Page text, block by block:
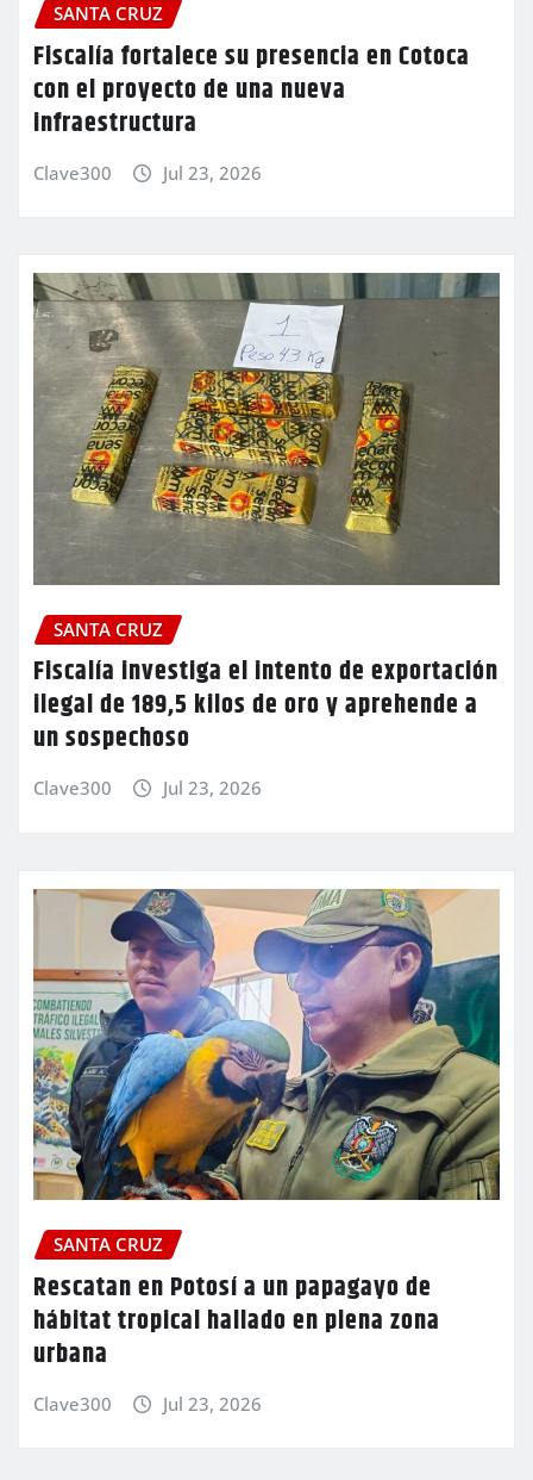
SANTA CRUZ
Fiscalía fortalece su presencia en Cotoca
con el proyecto de una nueva
infraestructura
Clave300 Jul 23, 2026
SANTA CRUZ
Fiscalía investiga el intento de exportación
ilegal de 189,5 kilos de oro y aprehende a
un sospechoso
Clave300 Jul 23, 2026
SANTA CRUZ
Rescatan en Potosí a un papagayo de
hábitat tropical hallado en plena zona
urbana
Clave300 Jul 23, 2026